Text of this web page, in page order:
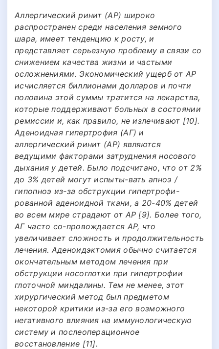
Аллергический ринит (АР) широко
распространен среди населения земного
шара, имеет тенденцию к росту, и
представляет серьезную проблему в связи со
снижением качества жизни и частыми
осложнениями. Экономический ущерб от АР
исчисляется биллионами долларов и почти
половина этой суммы тратится на лекарства,
которые поддерживают больных в состоянии
ремиссии и, как правило, не излечивают [10].
Аденоидная гипертрофия (АГ) и
аллергический ринит (АР) являются
ведущими факторами затруднения носового
дыхания у детей. Было подсчитано, что от 2%
до 3% детей могут испыты-вать апноэ /
гипопноэ из-за обструкции гипертрофи-
рованной аденоидной ткани, а 20-40% детей
во всем мире страдают от АР [9]. Более того,
АГ часто со-провождается АР, что
увеличивает сложность и продолжительность
лечения. Аденоидэктомия обычно считается
окончательным методом лечения при
обструкции носоглотки при гипертрофии
глоточной миндалины. Тем не менее, этот
хирургический метод был предметом
некоторой критики из-за его возможного
негативного влияния на иммунологическую
систему и послеоперационное
восстановление [11].